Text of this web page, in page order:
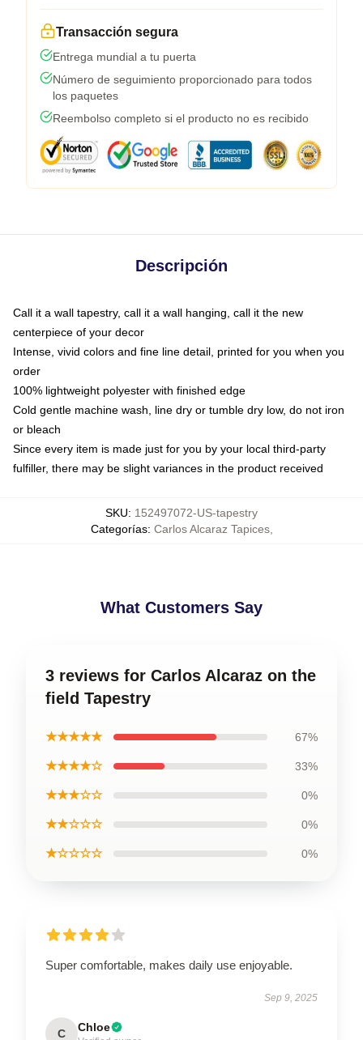
Transacción segura
Entrega mundial a tu puerta
Número de seguimiento proporcionado para todos
los paquetes
Reembolso completo si el producto no es recibido
Descripción
Call it a wall tapestry, call it a wall hanging, call it the new
centerpiece of your decor
Intense, vivid colors and fine line detail, printed for you when you
order
100% lightweight polyester with finished edge
Cold gentle machine wash, line dry or tumble dry low, do not iron
or bleach
Since every item is made just for you by your local third-party
fulfiller, there may be slight variances in the product received
SKU: 152497072-US-tapestry
Categorías: Carlos Alcaraz Tapices,
What Customers Say
3 reviews for Carlos Alcaraz on the
field Tapestry
★★★★★ 67%
★★★★☆ 33%
★★★☆☆ 0%
★★☆☆☆ 0%
★☆☆☆☆ 0%
Super comfortable, makes daily use enjoyable.
Sep 9, 2025
C Chloe